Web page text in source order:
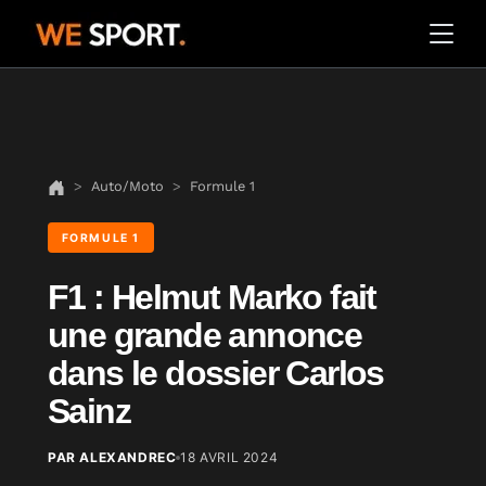
Auto/Moto Formule 1
FORMULE 1
F1 : Helmut Marko fait
une grande annonce
dans le dossier Carlos
Sainz
PAR ALEXANDREC 18 AVRIL 2024